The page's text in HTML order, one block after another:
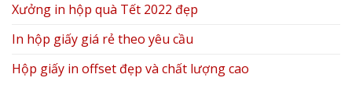
Xưởng in hộp quà Tết 2022 đẹp
In hộp giấy giá rẻ theo yêu cầu
Hộp giấy in offset đẹp và chất lượng cao